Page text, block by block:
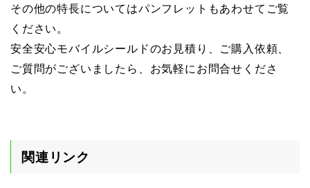
その他の特長についてはパンフレットもあわせてご覧
ください。
安全安心モバイルシールドのお見積り、ご購入依頼、
ご質問がございましたら、お気軽にお問合せくださ
い。
関連リンク